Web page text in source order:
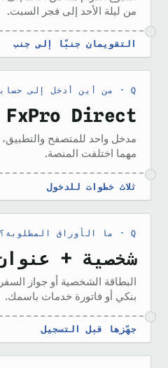
من ليلة الأحد إلى فجر السبت.
التقويمان جنبًا إلى جنب
من أين أدخل إلى
FxPro Direct
مدخل واحد للمتصفح
مهما اختلفت المنصة.
ثلاث خطوات للدخول
ما الأوراق المطلوبة؟
شخصية +
البطاقة الشخصية أو جواز
بنكي أو فاتورة خدمات باسمك.
جهّزها قبل التسجيل